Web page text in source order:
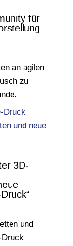
für
an agilen
zu
3D-
und
Druck